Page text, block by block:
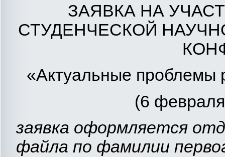
ЗАЯВКА НА
СТУДЕНЧЕСКОЙ
«Актуальные проблемы
(6
заявка оформляется
файла по фамилии